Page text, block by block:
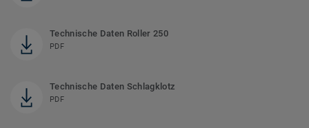
Technische Daten Roller 250
PDF
Technische Daten Schlagklotz
PDF